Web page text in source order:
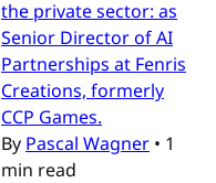
the private sector: as
Senior Director of AI
Partnerships at Fenris
Creations, formerly
CCP Games.
By Pascal Wagner • 1
min read